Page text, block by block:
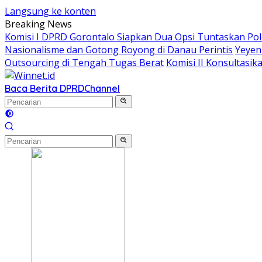
Langsung ke konten
Breaking News
Komisi I DPRD Gorontalo Siapkan Dua Opsi Tuntaskan
Nasionalisme dan Gotong Royong di Danau Perintis
Outsourcing di Tengah Tugas Berat Komisi II
Baca Berita DPRDChannel